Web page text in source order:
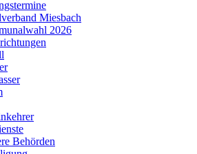
Miesbach
2026
Behörden